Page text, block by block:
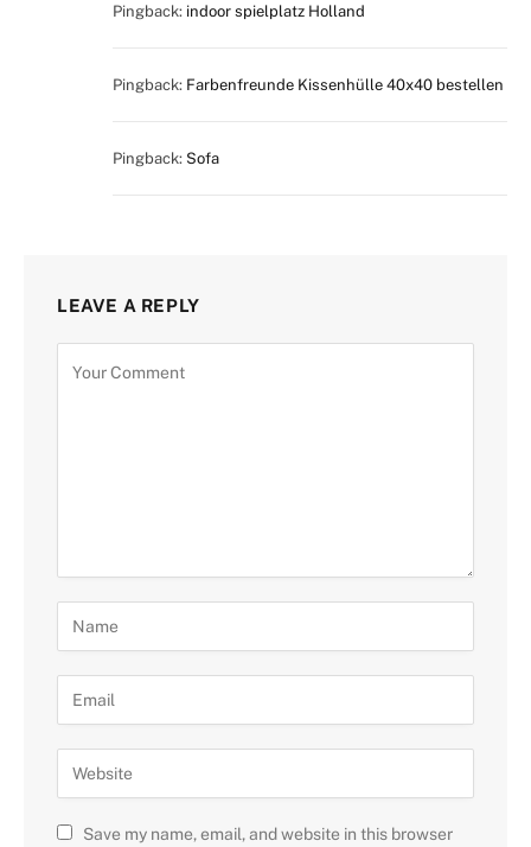
Pingback: indoor spielplatz Holland
Pingback: Farbenfreunde Kissenhülle 40x40 bestellen
Pingback: Sofa
LEAVE A REPLY
Save my name, email, and website in this browser